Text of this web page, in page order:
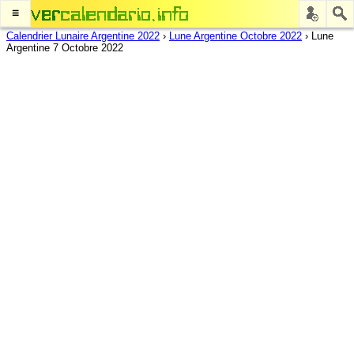
≡
Calendrier Lunaire Argentine 2022 › Lune Argentine Octobre 2022 › Lune
Argentine 7 Octobre 2022